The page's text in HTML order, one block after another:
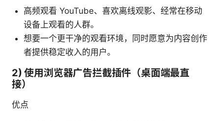
高频观看 YouTube、喜欢离线观影、经常在移动
设备上观看的人群。
想要一个更干净的观看环境，同时愿意为内容创作
者提供稳定收入的用户。
2) 使用浏览器广告拦截插件（桌面端最直
接）
优点